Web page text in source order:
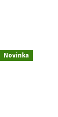
Novinka